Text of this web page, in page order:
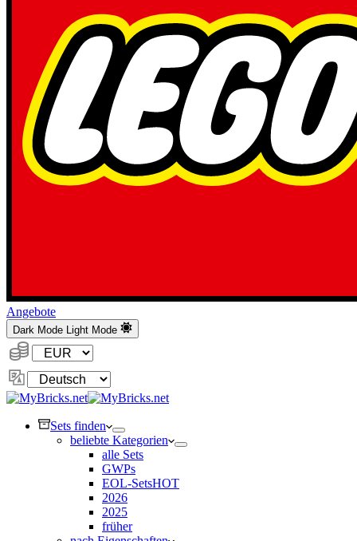
Angebote
Dark Mode Light Mode
Währung:
Sprache
ändern
Sets finden
beliebte Kategorien
alle Sets
GWPs
EOL-SetsHOT
2026
2025
früher